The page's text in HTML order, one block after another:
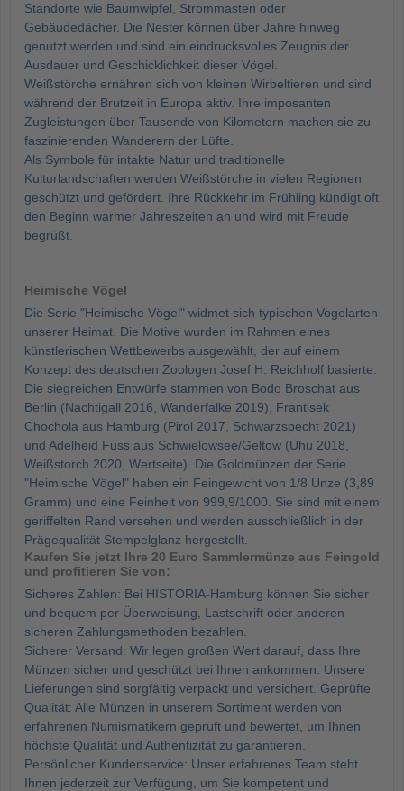
Standorte wie Baumwipfel, Strommasten oder
Gebäudedächer. Die Nester können über Jahre hinweg
genutzt werden und sind ein eindrucksvolles Zeugnis der
Ausdauer und Geschicklichkeit dieser Vögel.
Weißstörche ernähren sich von kleinen Wirbeltieren und sind
während der Brutzeit in Europa aktiv. Ihre imposanten
Zugleistungen über Tausende von Kilometern machen sie zu
faszinierenden Wanderern der Lüfte.
Als Symbole für intakte Natur und traditionelle
Kulturlandschaften werden Weißstörche in vielen Regionen
geschützt und gefördert. Ihre Rückkehr im Frühling kündigt oft
den Beginn warmer Jahreszeiten an und wird mit Freude
begrüßt.
Heimische Vögel
Die Serie "Heimische Vögel" widmet sich typischen Vogelarten
unserer Heimat. Die Motive wurden im Rahmen eines
künstlerischen Wettbewerbs ausgewählt, der auf einem
Konzept des deutschen Zoologen Josef H. Reichholf basierte.
Die siegreichen Entwürfe stammen von Bodo Broschat aus
Berlin (Nachtigall 2016, Wanderfalke 2019), Frantisek
Chochola aus Hamburg (Pirol 2017, Schwarzspecht 2021)
und Adelheid Fuss aus Schwielowsee/Geltow (Uhu 2018,
Weißstorch 2020, Wertseite). Die Goldmünzen der Serie
"Heimische Vögel" haben ein Feingewicht von 1/8 Unze (3,89
Gramm) und eine Feinheit von 999,9/1000. Sie sind mit einem
geriffelten Rand versehen und werden ausschließlich in der
Prägequalität Stempelglanz hergestellt.
Kaufen Sie jetzt Ihre 20 Euro Sammlermünze aus Feingold
und profitieren Sie von:
Sicheres Zahlen: Bei HISTORIA-Hamburg können Sie sicher
und bequem per Überweisung, Lastschrift oder anderen
sicheren Zahlungsmethoden bezahlen.
Sicherer Versand: Wir legen großen Wert darauf, dass Ihre
Münzen sicher und geschützt bei Ihnen ankommen. Unsere
Lieferungen sind sorgfältig verpackt und versichert. Geprüfte
Qualität: Alle Münzen in unserem Sortiment werden von
erfahrenen Numismatikern geprüft und bewertet, um Ihnen
höchste Qualität und Authentizität zu garantieren.
Persönlicher Kundenservice: Unser erfahrenes Team steht
Ihnen jederzeit zur Verfügung, um Sie kompetent und